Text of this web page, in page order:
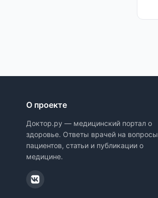
О проекте
Доктор.ру — медицинский портал о
здоровье. Ответы врачей на вопросы
пациентов, статьи и публикации о
медицине.